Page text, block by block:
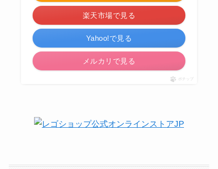
楽天市場で見る
Yahoo!で見る
メルカリで見る
ポチップ